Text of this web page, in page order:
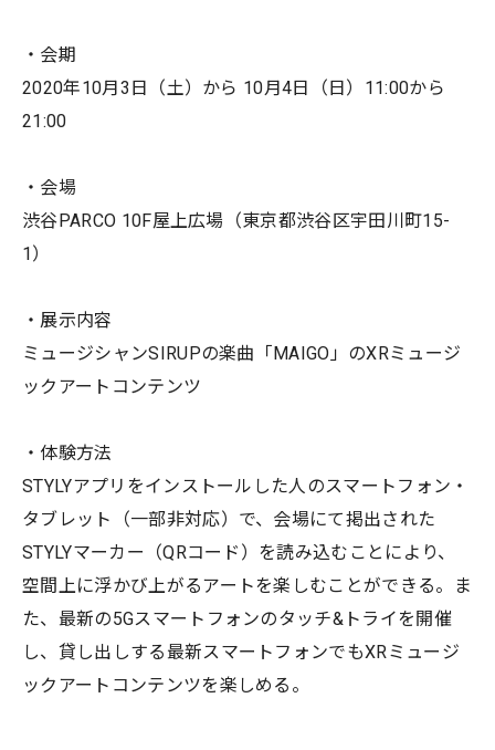
・会期
2020年10月3日（土）から 10月4日（日）11:00から
21:00
・会場
渋谷PARCO 10F屋上広場（東京都渋谷区宇田川町15-
1）
・展示内容
ミュージシャンSIRUPの楽曲「MAIGO」のXRミュージ
ックアートコンテンツ
・体験方法
STYLYアプリをインストールした人のスマートフォン・
タブレット（一部非対応）で、会場にて掲出された
STYLYマーカー（QRコード）を読み込むことにより、
空間上に浮かび上がるアートを楽しむことができる。ま
た、最新の5Gスマートフォンのタッチ&トライを開催
し、貸し出しする最新スマートフォンでもXRミュージ
ックアートコンテンツを楽しめる。